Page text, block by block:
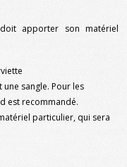
apporter son matériel
une sangle. Pour les
est recommandé.
particulier, qui sera